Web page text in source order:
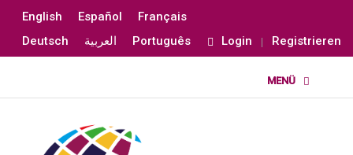
English Español
Français
Deutsch
العربية Português Login Registrieren